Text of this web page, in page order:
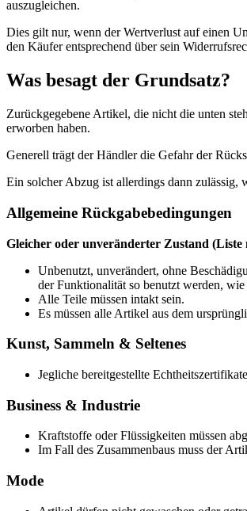
auszugleichen.
Dies gilt nur, wenn der Wertverlust auf einen
den Käufer entsprechend über sein
Was besagt der Grundsatz?
Zurückgegebene Artikel, die nicht die unten
erworben haben.
Generell trägt der Händler die Gefahr der
Ein solcher Abzug ist allerdings dann zulässig,
Allgemeine Rückgabebedingungen
Gleicher oder unveränderter Zustand (Liste
Unbenutzt, unverändert, ohne
der Funktionalität so benutzt werden,
Alle Teile müssen intakt sein.
Es müssen alle Artikel aus dem
Kunst, Sammeln & Seltenes
Jegliche bereitgestellte
Business & Industrie
Kraftstoffe oder Flüssigkeiten müssen
Im Fall des Zusammenbaus muss der
Mode